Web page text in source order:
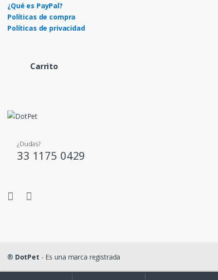
¿Qué es PayPal?
Políticas de compra
Políticas de privacidad
Carrito
¿Dudas?
33 1175 0429
® DotPet - Es una marca registrada